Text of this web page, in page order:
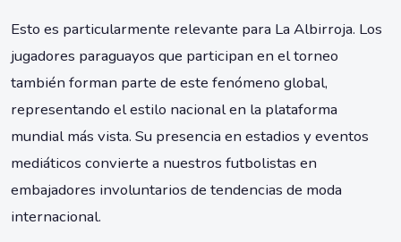
Esto es particularmente relevante para La Albirroja. Los
jugadores paraguayos que participan en el torneo
también forman parte de este fenómeno global,
representando el estilo nacional en la plataforma
mundial más vista. Su presencia en estadios y eventos
mediáticos convierte a nuestros futbolistas en
embajadores involuntarios de tendencias de moda
internacional.